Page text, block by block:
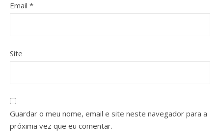
Email *
Site
Guardar o meu nome, email e site neste navegador para a
próxima vez que eu comentar.